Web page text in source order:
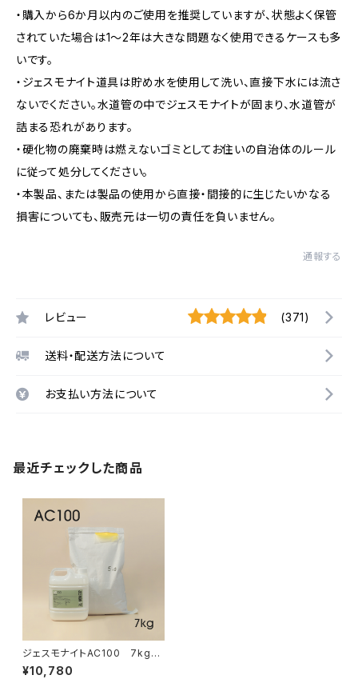
・購入から6か月以内のご使用を推奨していますが、状態よく保管
されていた場合は1～2年は大きな問題なく使用できるケースも多
いです。
・ジェスモナイト道具は貯め水を使用して洗い、直接下水には流さ
ないでください。水道管の中でジェスモナイトが固まり、水道管が
詰まる恐れがあります。
・硬化物の廃棄時は燃えないゴミとしてお住いの自治体のルール
に従って処分してください。
・本製品、または製品の使用から直接・間接的に生じたいかなる
損害についても、販売元は一切の責任を負いません。
通報する
レビュー (371)
送料・配送方法について
お支払い方法について
最近チェックした商品
ジェスモナイトAC100 7kgセ
ット
¥10,780